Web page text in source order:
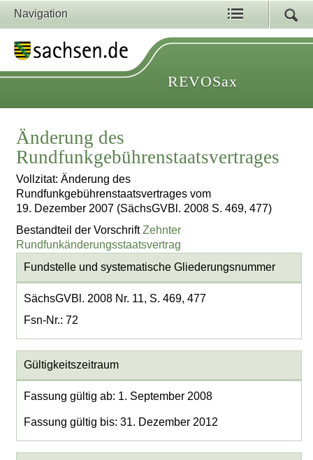
Navigation
REVOSax
Änderung des
Rundfunkgebührenstaatsvertrages
Vollzitat: Änderung des
Rundfunkgebührenstaatsvertrages vom
19. Dezember 2007 (SächsGVBl. 2008 S. 469, 477)
Bestandteil der VorschriftZehnter
Rundfunkänderungsstaatsvertrag
Fundstelle und systematische Gliederungsnummer
SächsGVBl. 2008 Nr. 11, S. 469, 477
Fsn-Nr.: 72
Gültigkeitszeitraum
Fassung gültig ab: 1. September 2008
Fassung gültig bis: 31. Dezember 2012